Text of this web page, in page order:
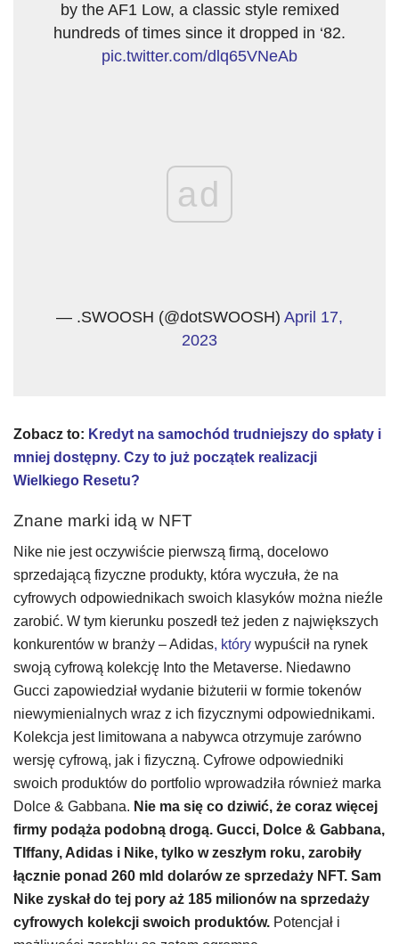
by the AF1 Low, a classic style remixed
hundreds of times since it dropped in ‘82.
pic.twitter.com/dlq65VNeAb
ad
— .SWOOSH (@dotSWOOSH) April 17,
2023
Zobacz to: Kredyt na samochód trudniejszy do spłaty i
mniej dostępny. Czy to już początek realizacji
Wielkiego Resetu?
Znane marki idą w NFT
Nike nie jest oczywiście pierwszą firmą, docelowo
sprzedającą fizyczne produkty, która wyczuła, że na
cyfrowych odpowiednikach swoich klasyków można nieźle
zarobić. W tym kierunku poszedł też jeden z największych
konkurentów w branży – Adidas, który wypuścił na rynek
swoją cyfrową kolekcję Into the Metaverse. Niedawno
Gucci zapowiedział wydanie biżuterii w formie tokenów
niewymienialnych wraz z ich fizycznymi odpowiednikami.
Kolekcja jest limitowana a nabywca otrzymuje zarówno
wersję cyfrową, jak i fizyczną. Cyfrowe odpowiedniki
swoich produktów do portfolio wprowadziła również marka
Dolce & Gabbana. Nie ma się co dziwić, że coraz więcej
firmy podąża podobną drogą. Gucci, Dolce & Gabbana,
TIffany, Adidas i Nike, tylko w zeszłym roku, zarobiły
łącznie ponad 260 mld dolarów ze sprzedaży NFT. Sam
Nike zyskał do tej pory aż 185 milionów na sprzedaży
cyfrowych kolekcji swoich produktów. Potencjał i